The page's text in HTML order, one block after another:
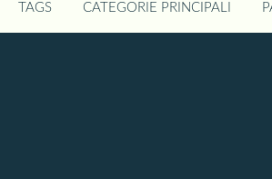
TAGS CATEGORIE PRINCIPALI